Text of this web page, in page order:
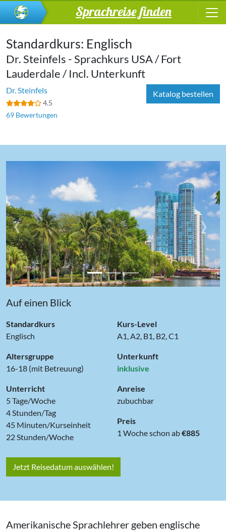
Sprachreise finden
Standardkurs: Englisch
Dr. Steinfels - Sprachkurs USA / Fort
Lauderdale / Incl. Unterkunft
Dr. Steinfels
4.5
69 Bewertungen
Katalog bestellen
‹ ›
Auf einen Blick
Standardkurs
Englisch
Altersgruppe
16-18 (mit Betreuung)
Unterricht
5 Tage/Woche
4 Stunden/Tag
45 Minuten/Kurseinheit
22 Stunden/Woche
Kurs-Level
A1, A2, B1, B2, C1
Unterkunft
inklusive
Anreise
zubuchbar
Preis
1 Woche schon ab€885
Jetzt Reisedatum auswählen!
Amerikanische Sprachlehrer geben englische